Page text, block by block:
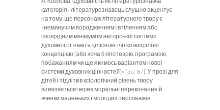
категорія» літературознавець слушно акцентує
на тому, що персонаж літературного твору є
«неминучим породженням і втіленням або
своєрідним мінімумом авторської системи
духовності, навіть цілісною і чітко визрілою
концепцією (або хоча б гіпотезою, програмою,
побажанням чи ще якимось варіантом нової
системи духовних цінностей)» [35; 87]. У прозі для
дітей і підлітків ксіологічний рівень твору
виявляється через моральні переконання й
вчинки маленьких і молодих персонажів.